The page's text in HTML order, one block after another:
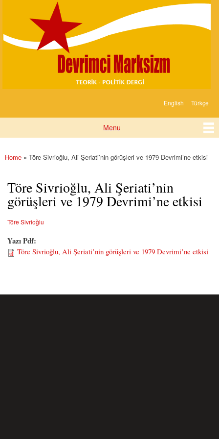
content
Marksizm
English Türkçe
Menu
You are here
Home » Töre Sivrioğlu, Ali Şeriati’nin görüşleri ve 1979 Devrimi’ne etkisi
Töre Sivrioğlu, Ali Şeriati’nin
görüşleri ve 1979 Devrimi’ne etkisi
Töre Sivrioğlu
Yazı Pdf:
Töre Sivrioğlu, Ali Şeriati’nin görüşleri ve 1979 Devrimi’ne etkisi